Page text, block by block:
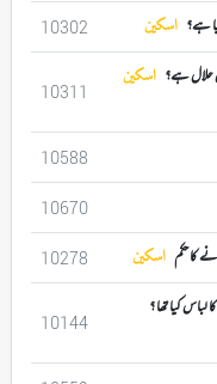
ہے؟ اسکین 10302
حلال ہے؟ اسکین
10311
10588
10670
کا حکم اسکین 10278
کیا تھا ؟
10144